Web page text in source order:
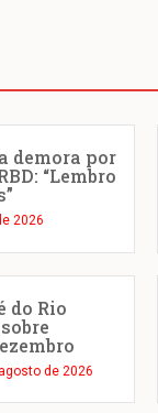
demora por
“Lembro
2026
do Rio
de 2026